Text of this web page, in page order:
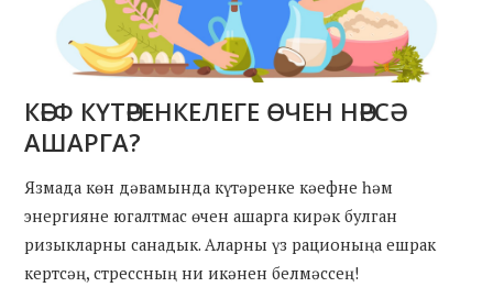
КӘЕФ КҮТӘРЕНКЕЛЕГЕ ӨЧЕН НӘРСӘ
АШАРГА?
Язмада көн дәвамында күтәренке кәефне һәм
энергияне югалтмас өчен ашарга кирәк булган
ризыкларны санадык. Аларны үз рационыңа ешрак
кертсәң, стрессның ни икәнен белмәссең!